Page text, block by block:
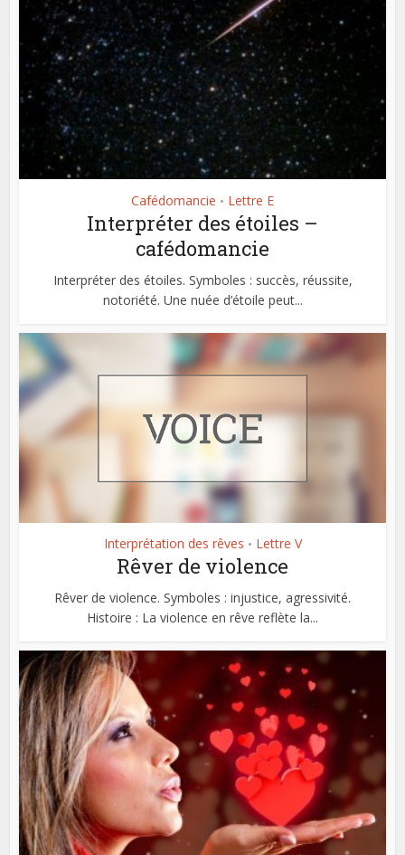
Cafédomancie • Lettre E
Interpréter des étoiles –
cafédomancie
Interpréter des étoiles. Symboles : succès, réussite,
notoriété. Une nuée d’étoile peut...
Interprétation des rêves • Lettre V
Rêver de violence
Rêver de violence. Symboles : injustice, agressivité.
Histoire : La violence en rêve reflète la...